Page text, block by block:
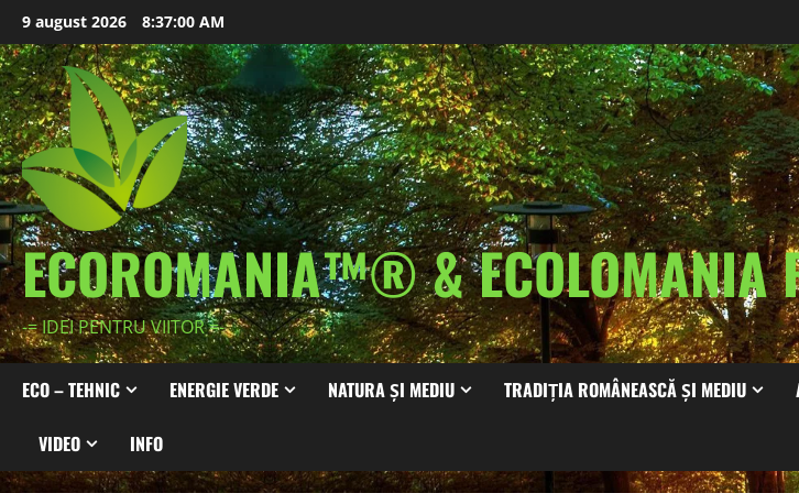
Skip
to
content
9 august 2026 8:37:02 AM
ECOROMANIA™® &
-= IDEI PENTRU VIITOR =-
ECO – TEHNIC ENERGIE VERDE NATURA ȘI MEDIU TRADIȚIA ROMÂNEASCĂ ȘI MEDIU
VIDEO INFO